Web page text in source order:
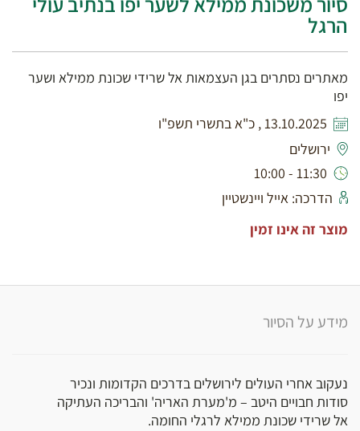
הרגל
מאתרים נסתרים בגן העצמאות אל שרידי שכונת ממילא ושער
יפו
13.10.2025 , כ"א בתשרי תשפ"ו
ירושלים
11:30 - 10:00
הדרכה: אייל ויינשטיין
מוצר זה אינו זמין
מידע על הסיור
נעקוב אחרי העולים לירושלים בדרכים הקדומות ונכיר
סודות חבויים היטב – מ'מערת האריה' והבריכה העתיקה
אל שרידי שכונת ממילא לרגלי החומה.